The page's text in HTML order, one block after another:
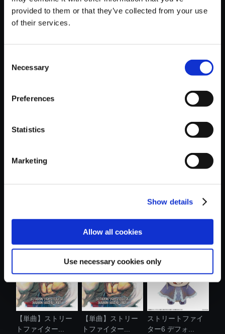
provided to them or that they’ve collected from your use
of their services.
Selection
Necessary
Preferences
Statistics
Marketing
Show details
Allow all cookies
Use necessary cookies only
nic Rim Stage -Street Fighter
7ポイント付与
【単曲】ストリー
【単曲】ストリー
トファイター...
【単曲】ストリー
【単曲】ストリー
トファイター...
【単曲】ストリー
トファイター...
ストリートファイ
ター6 デフォ...